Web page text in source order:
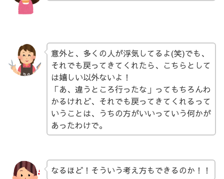
意外と、多くの人が浮気してるよ(笑)でも、
それでも戻ってきてくれたら、こちらとして
は嬉しい以外ないよ！
「あ、違うところ行ったな」ってもちろんわ
かるけれど、それでも戻ってきてくれるって
いうことは、うちの方がいいっていう何かが
あったわけで。
なるほど！そういう考え方もできるのか！！